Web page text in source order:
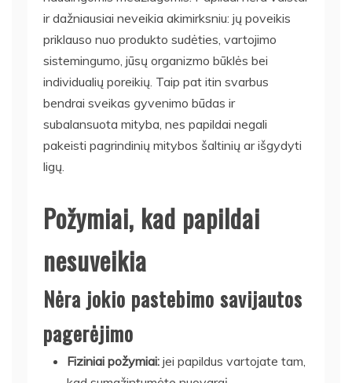
ir dažniausiai neveikia akimirksniu: jų poveikis
priklauso nuo produkto sudėties, vartojimo
sistemingumo, jūsų organizmo būklės bei
individualių poreikių. Taip pat itin svarbus
bendrai sveikas gyvenimo būdas ir
subalansuota mityba, nes papildai negali
pakeisti pagrindinių mitybos šaltinių ar išgydyti
ligų.
Požymiai, kad papildai
nesuveikia
Nėra jokio pastebimo savijautos
pagerėjimo
Fiziniai požymiai: jei papildus vartojate tam,